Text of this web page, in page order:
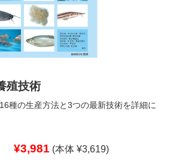
殖技術
種の生産方法と3つの最新技術を詳細に
¥3,981 (本体 ¥3,619)